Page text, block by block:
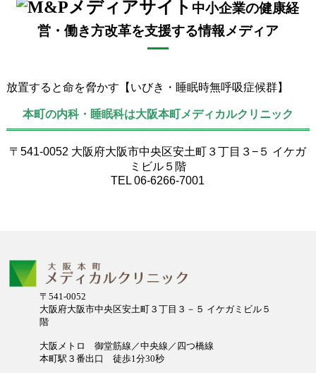
中小企業の健康経
営・働き方改革を支援する情報メディア
放置すると命を脅かす【いびき・睡眠時無呼吸症候群】
本町の内科・睡眠科は大阪本町メディカルクリニック
〒541-0052 大阪府大阪市中央区安土町３丁目３−５ イケガ
ミビル５階
TEL 06-6266-7001
〒541-0052
大阪府大阪市中央区安土町３丁目３－５ イケガミビル５
階
大阪メトロ 御堂筋線／中央線／四つ橋線
本町駅３番出口 徒歩1分30秒